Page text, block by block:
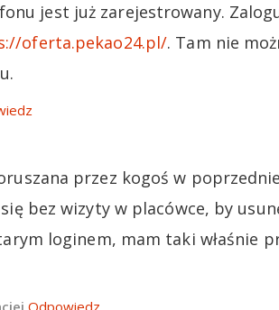
jest już zarejestrowany.
oferta.pekao24.pl/. Tam nie
przez kogoś w
bez wizyty w placówce, by
loginem, mam taki właśnie